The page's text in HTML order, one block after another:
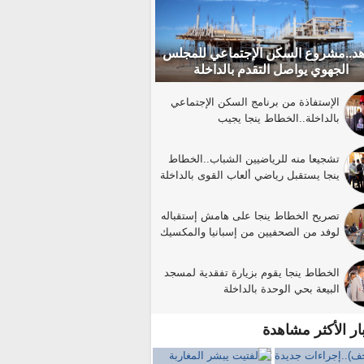
السكن الإجتماعي للمجلس
الجهوي يواصل التقدم بالداخلة
الإستفاذة من برنامج السكن الإجتماعي
بالداخلة..الخطاط ينجا يجيب
تشجيعا منه للرياضيين الشباب..الخطاط
ينجا يستقبل رياضي ألعاب القوى بالداخلة
تصريح الخطاط ينجا على هامش إستقباله
لوفد من الصحفيين من إسبانيا والمكسيك
الخطاط ينجا يقوم بزيارة تفقدية لمسجد
البيعة بحي الوحدة بالداخلة
الأكثر مشاهدة